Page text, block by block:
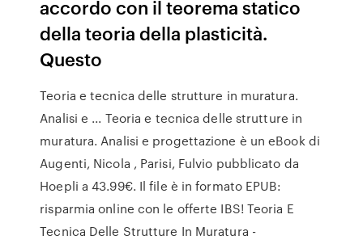
accordo con il teorema statico
della teoria della plasticità.
Questo
Teoria e tecnica delle strutture in muratura.
Analisi e ... Teoria e tecnica delle strutture in
muratura. Analisi e progettazione è un eBook di
Augenti, Nicola , Parisi, Fulvio pubblicato da
Hoepli a 43.99€. Il file è in formato EPUB:
risparmia online con le offerte IBS! Teoria E
Tecnica Delle Strutture In Muratura -